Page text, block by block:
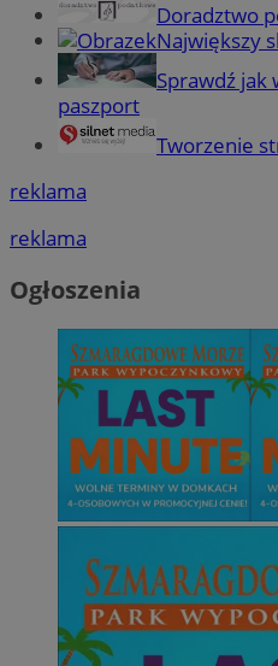
Doradztwo
Największy
Sprawdź jak
paszport
Tworzenie
reklama
reklama
Ogłoszenia